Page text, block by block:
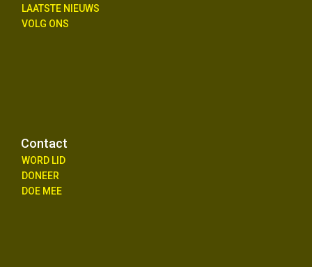
LAATSTE NIEUWS
VOLG ONS
Contact
WORD LID
DONEER
DOE MEE